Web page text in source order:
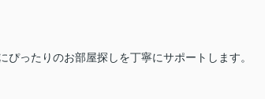
ったりのお部屋探しを丁寧にサポートします。